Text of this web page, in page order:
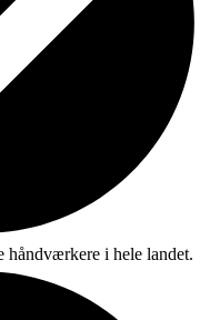
håndværkere i hele landet.